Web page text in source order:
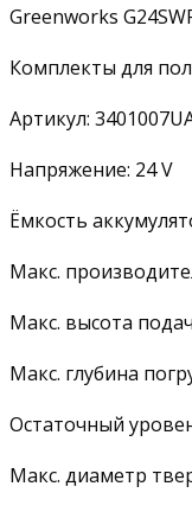
Greenworks
Комплекты для
Артикул:
Напряжение: 24 V
Ёмкость
Макс.
Макс. высота
Макс. глубина
Остаточный
Макс. диаметр